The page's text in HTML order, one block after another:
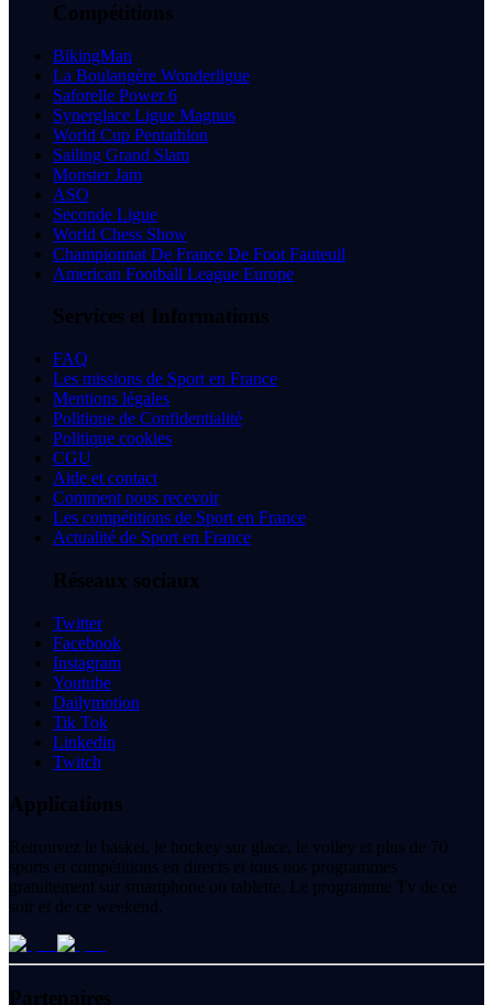
Compétitions
BikingMan
La Boulangère Wonderligue
Saforelle Power 6
Synerglace Ligue Magnus
World Cup Pentathlon
Sailing Grand Slam
Monster Jam
ASO
Seconde Ligue
World Chess Show
Championnat De France De Foot Fauteuil
American Football League Europe
Services et Informations
FAQ
Les missions de Sport en France
Mentions légales
Politique de Confidentialité
Politique cookies
CGU
Aide et contact
Comment nous recevoir
Les compétitions de Sport en France
Actualité de Sport en France
Réseaux sociaux
Twitter
Facebook
Instagram
Youtube
Dailymotion
Tik Tok
Linkedin
Twitch
Applications
Retrouvez le basket, le hockey sur glace, le volley et plus de 70
sports et compétitions en directs et tous nos programmes
gratuitement sur smartphone ou tablette. Le programme Tv de ce
soir et de ce weekend.
Partenaires